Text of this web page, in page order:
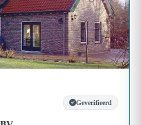
Geverifieerd